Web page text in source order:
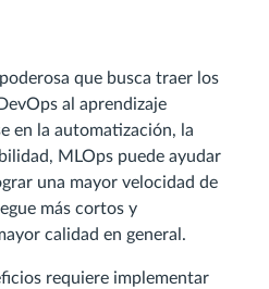
que busca traer los
al aprendizaje
en la automatización, la
MLOps puede ayudar
una mayor velocidad de
más cortos y
calidad en general.
requiere implementar